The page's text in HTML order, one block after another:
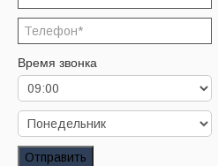
Акции
Корзина
Заказать звонок
Заказ обратного звонка
Время звонка
Отправить